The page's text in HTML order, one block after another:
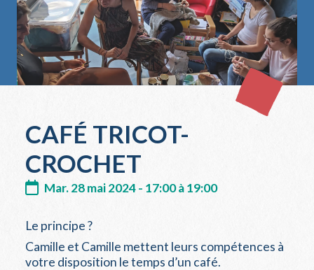
CAFÉ TRICOT-
CROCHET
Mar. 28 mai 2024 - 17:00 à 19:00
Le principe ?
Camille et Camille mettent leurs compétences à
votre disposition le temps d’un café.